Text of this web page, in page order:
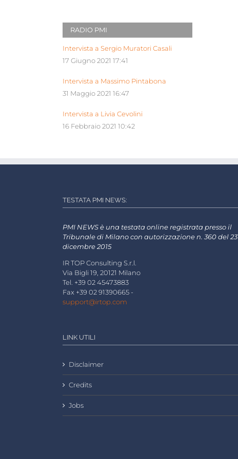
RADIO PMI
Intervista a Sergio Muratori Casali
17 Giugno 2021 17:41
Intervista a Massimo Pintabona
31 Maggio 2021 16:47
Intervista a Livia Cevolini
16 Febbraio 2021 10:42
TESTATA PMI NEWS:
PMI NEWS è una testata online registrata presso il
Tribunale di Milano con autorizzazione n. 360 del 23
dicembre 2015
IR TOP Consulting S.r.l.
Via Bigli 19, 20121 Milano
Tel. +39 02 45473883
Fax +39 02 91390665 -
support@irtop.com
LINK UTILI
Disclaimer
Credits
Jobs